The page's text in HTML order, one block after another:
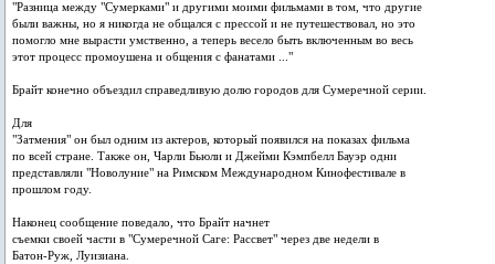
"Разница между "Сумерками" и другими моими фильмами в том, что другие
были важны, но я никогда не общался с прессой и не путешествовал, но это
помогло мне вырасти умственно, а теперь весело быть включенным во весь
этот процесс промоушена и общения с фанатами ..."
Брайт конечно объездил справедливую долю городов для Сумеречной серии.
Для
"Затмения" он был одним из актеров, который появился на показах фильма
по всей стране. Также он, Чарли Бьюли и Джейми Кэмпбелл Бауэр одни
представляли "Новолуние" на Римском Международном Кинофестивале в
прошлом году.
Наконец сообщение поведало, что Брайт начнет
съемки своей части в "Сумеречной Саге: Рассвет" через две недели в
Батон-Руж, Луизиана.